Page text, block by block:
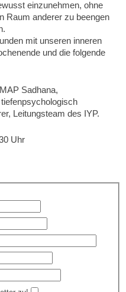
einzunehmen, ohne
Raum anderer zu beengen
mit unseren inneren
und die folgende
Sadhana,
Leitungsteam des IYP.
Uhr